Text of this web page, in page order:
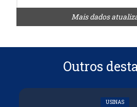
Mais dados
Outros
USINAS